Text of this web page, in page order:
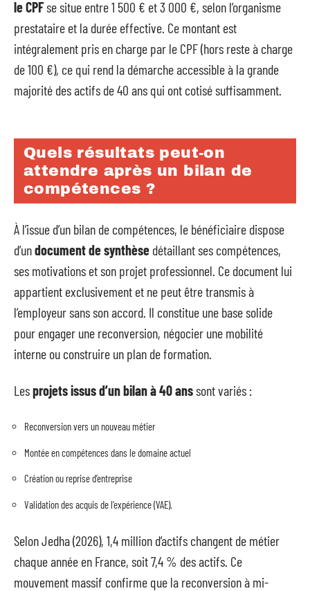
le CPFse situe entre 1 500 € et 3 000 €, selon l’organisme
prestataire et la durée effective. Ce montant est
intégralement pris en charge par le CPF (hors reste à charge
de 100 €), ce qui rend la démarche accessible à la grande
majorité des actifs de 40 ans qui ont cotisé suffisamment.
Quels résultats peut-on
attendre après un bilan de
compétences ?
À l’issue d’un bilan de compétences, le bénéficiaire dispose
d’undocument de synthèse détaillant ses compétences,
ses motivations et son projet professionnel. Ce document lui
appartient exclusivement et ne peut être transmis à
l’employeur sans son accord. Il constitue une base solide
pour engager une reconversion, négocier une mobilité
interne ou construire un plan de formation.
Lesprojets issus d’un bilan à 40 anssont variés :
Reconversion vers un nouveau métier
Montée en compétences dans le domaine actuel
Création ou reprise d’entreprise
Validation des acquis de l’expérience (VAE).
Selon Jedha (2026), 1,4 million d’actifs changent de métier
chaque année en France, soit 7,4 % des actifs. Ce
mouvement massif confirme que la reconversion à mi-